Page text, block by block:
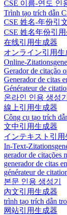
CSE 이름-연도 인
Trình tạo trích dẫn
CSE 姓名-年份引
CSE 姓名年份引
在线引用生成器
オンライン引用生
Online-
Gerador de citação
Generador de citas
Générateur de
온라인 인용 생성기
線上引用生成器
Công cụ tạo trích
文中引用生成器
インテキスト引用
In-Text-
gerador de citações
generador de citas
générateur de
본문 인용 생성기
內文引用生成器
trình tạo trích dẫn
网站引用生成器